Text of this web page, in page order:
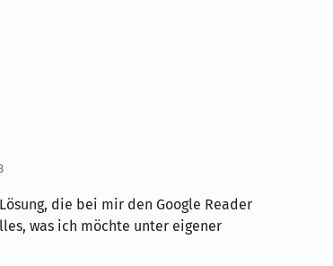
die bei mir den Google Reader
was ich möchte unter eigener